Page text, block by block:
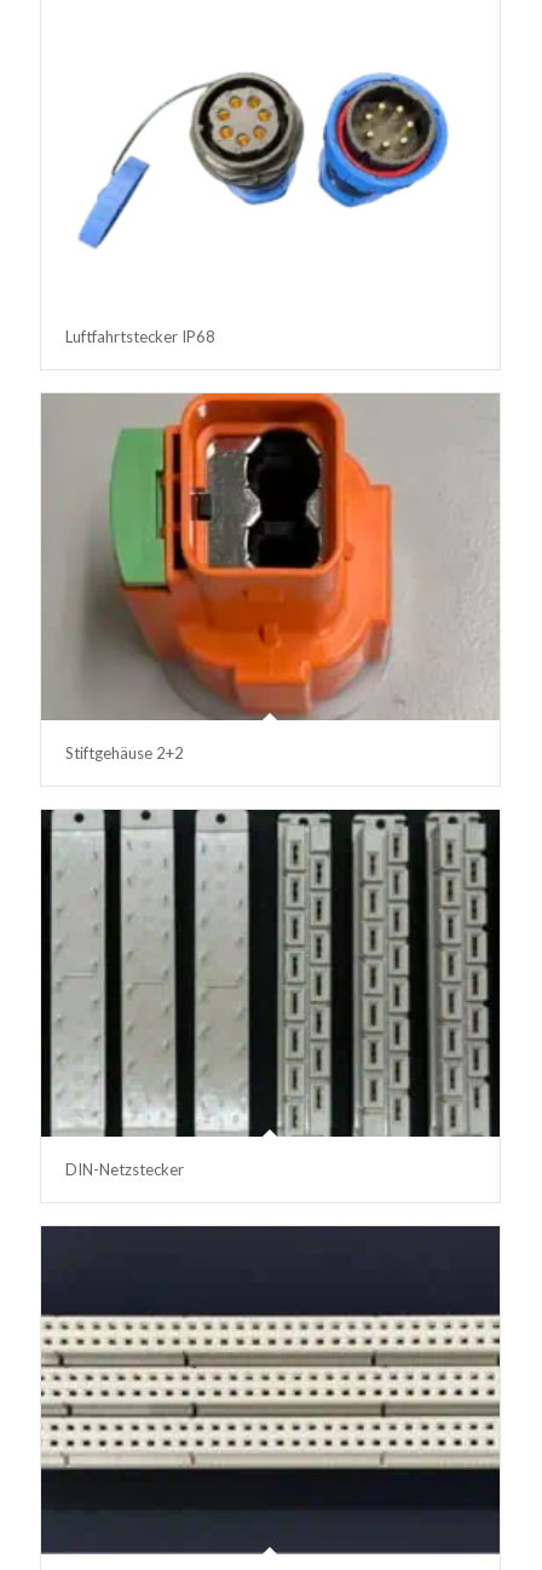
Luftfahrtstecker IP68
Stiftgehäuse 2+2
DIN-Netzstecker